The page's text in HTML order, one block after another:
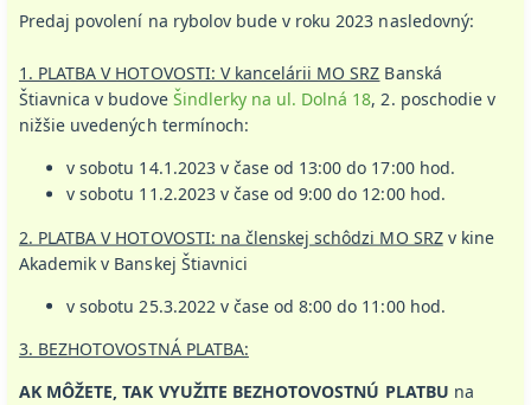
Predaj povolení na rybolov bude v roku 2023 nasledovný:
1. PLATBA V HOTOVOSTI: V kancelárii MO SRZ Banská
Štiavnica v budove Šindlerky na ul. Dolná 18, 2. poschodie v
nižšie uvedených termínoch:
v sobotu 14.1.2023 v čase od 13:00 do 17:00 hod.
v sobotu 11.2.2023 v čase od 9:00 do 12:00 hod.
2. PLATBA V HOTOVOSTI: na členskej schôdzi MO SRZv kine
Akademik v Banskej Štiavnici
v sobotu 25.3.2022 v čase od 8:00 do 11:00 hod.
3. BEZHOTOVOSTNÁ PLATBA:
AK MÔŽETE, TAK VYUŽITE BEZHOTOVOSTNÚ PLATBU na